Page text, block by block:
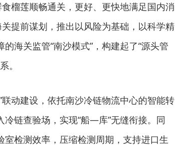
榴莲顺畅通关，更好、更快地满足国内消
提前谋划，推出以风险为基础，以科学精
海关监管“南沙模式”，构建起了“源头管
。
动建设，依托南沙冷链物流中心的智能转
链查验场，实现“船—库”无缝衔接。同
检测效率，压缩检测周期，支持进口生